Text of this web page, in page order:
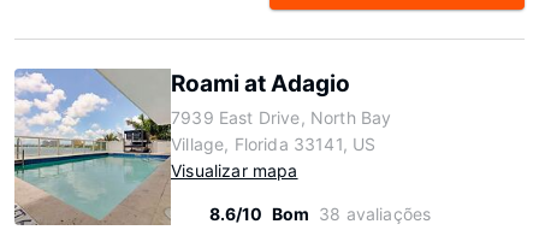
Roami at Adagio
7939 East Drive, North Bay
Village, Florida 33141, US
Visualizar mapa
8.6/10 Bom 38 avaliações